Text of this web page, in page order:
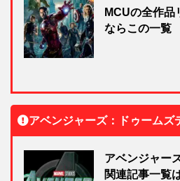
MCUの全作品
ならこの一覧
アベンジャーズ：ドゥームズ
アベンジャー
関連記事一覧